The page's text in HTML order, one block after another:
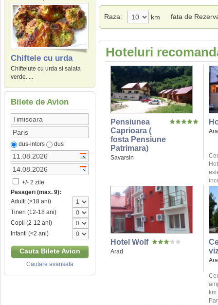
Chiftele cu urda
Chiftelute cu urda si salata
verde. ...
Bilete de Avion
dus-intors dus
+/- 2 zile
Pasageri (max. 9):
Adulti (>18 ani)
Tineri (12-18 ani)
Copii (2-12 ani)
Infanti (<2 ani)
Cauta Bilete Avion
Cautare avansata
Raza: km fata de
Hoteluri
Pensiunea
Caprioara (
fosta Pensiune
Patrimara)
Savarsin
Hotel Wolf
Arad